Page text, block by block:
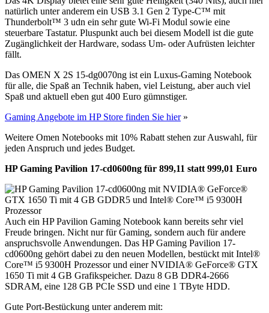
natürlich unter anderem ein USB 3.1 Gen 2 Type-C™ mit
Thunderbolt™ 3 udn ein sehr gute Wi-Fi Modul sowie eine
steuerbare Tastatur. Pluspunkt auch bei diesem Modell ist die gute
Zugänglichkeit der Hardware, sodass Um- oder Aufrüsten leichter
fällt.
Das OMEN X 2S 15-dg0070ng ist ein Luxus-Gaming Notebook
für alle, die Spaß an Technik haben, viel Leistung, aber auch viel
Spaß und aktuell eben gut 400 Euro gümnstiger.
Gaming Angebote im HP Store finden Sie hier»
Weitere Omen Notebooks mit 10% Rabatt stehen zur Auswahl, für
jeden Anspruch und jedes Budget.
HP Gaming Pavilion 17-cd0600ng für 899,11 statt 999,01 Euro
Auch ein HP Pavilion Gaming Notebook kann bereits sehr viel
Freude bringen. Nicht nur für Gaming, sondern auch für andere
anspruchsvolle Anwendungen. Das HP Gaming Pavilion 17-
cd0600ng gehört dabei zu den neuen Modellen, bestückt mit Intel®
Core™ i5 9300H Prozessor und einer NVIDIA® GeForce® GTX
1650 Ti mit 4 GB Grafikspeicher. Dazu 8 GB DDR4-2666
SDRAM, eine 128 GB PCIe SSD und eine 1 TByte HDD.
Gute Port-Bestückung unter anderem mit: